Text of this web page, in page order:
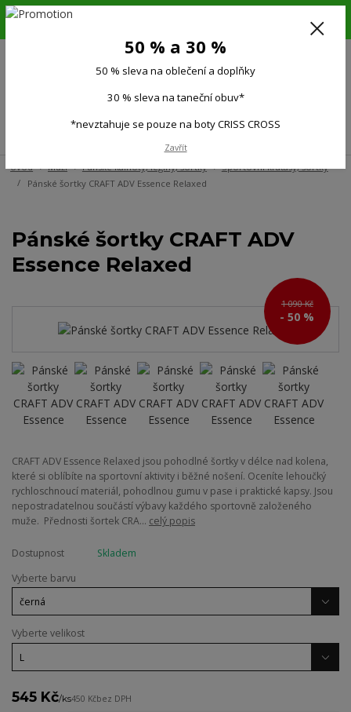
6.-16.8.26. DOVOLENÁ !!! 50 % SLEVA na všechno oblečení a doplňky !!!
(Po-Pá 9:00-15.00)
Úvod Muži Pánské kalhoty, legíny, šortky
Sportovní kraťasy, šortky
Pánské šortky CRAFT ADV Essence Relaxed
Pánské šortky CRAFT ADV
Essence Relaxed
1 090 Kč
- 50 %
CRAFT ADV Essence Relaxed jsou pohodlné šortky v délce nad kolena,
které si oblíbíte na sportovní aktivity i běžné nošení. Oceníte lehoučký
rychloschnoucí materiál, pohodlnou gumu v pase i praktické kapsy. Jsou
nepostradatelnou součástí výbavy každého sportovně založeného
muže. Přednosti šortek CRA... celý popis
Dostupnost
Skladem
Vyberte barvu
Vyberte velikost
545 Kč/ks450 Kčbez DPH
50 % a 30 %
50 % sleva na oblečení a doplňky
30 % sleva na taneční obuv*
*nevztahuje se pouze na boty CRISS CROSS
Zavřít